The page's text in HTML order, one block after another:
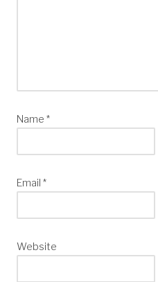
Name *
Email *
Website